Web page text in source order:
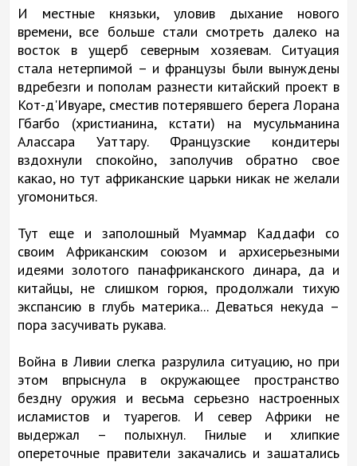
И местные князьки, уловив дыхание нового
времени, все больше стали смотреть далеко на
восток в ущерб северным хозяевам. Ситуация
стала нетерпимой – и французы были вынуждены
вдребезги и пополам разнести китайский проект в
Кот-д'Ивуаре, сместив потерявшего берега Лорана
Гбагбо (христианина, кстати) на мусульманина
Алассара Уаттару. Французские кондитеры
вздохнули спокойно, заполучив обратно свое
какао, но тут африканские царьки никак не желали
угомониться.
Тут еще и заполошный Муаммар Каддафи со
своим Африканским союзом и архисерьезными
идеями золотого панафриканского динара, да и
китайцы, не слишком горюя, продолжали тихую
экспансию в глубь материка... Деваться некуда –
пора засучивать рукава.
Война в Ливии слегка разрулила ситуацию, но при
этом впрыснула в окружающее пространство
бездну оружия и весьма серьезно настроенных
исламистов и туарегов. И север Африки не
выдержал – полыхнул. Гнилые и хлипкие
опереточные правители закачались и зашатались